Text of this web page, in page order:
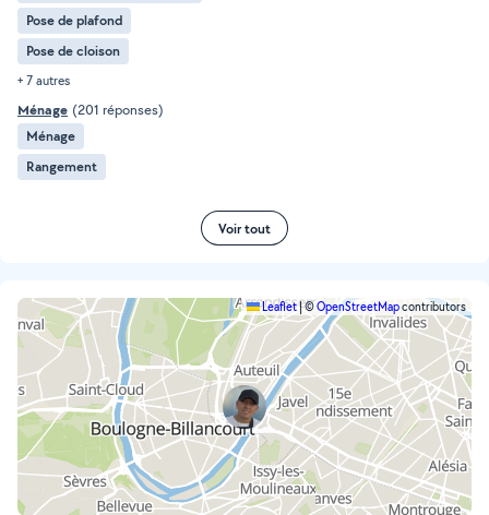
Pose de plafond
Pose de cloison
+ 7 autres
Ménage (201 réponses)
Ménage
Rangement
Voir tout
Leaflet|©OpenStreetMapcontributors